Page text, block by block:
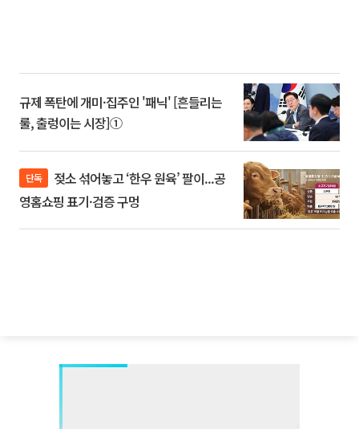
규제 폭탄에 개미·집주인 '패닉' [흔들리는
룰, 출렁이는 시장]①
단독
영홈쇼핑 표기·검증 구멍